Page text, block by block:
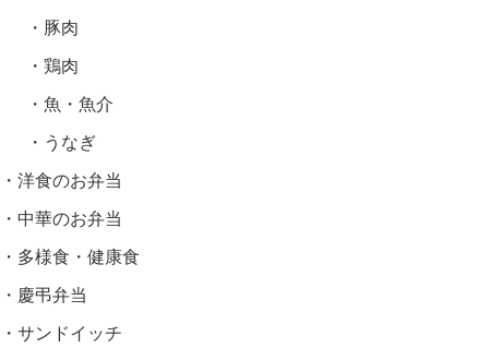
豚肉
鶏肉
魚・魚介
うなぎ
洋食のお弁当
中華のお弁当
多様食・健康食
慶弔弁当
サンドイッチ